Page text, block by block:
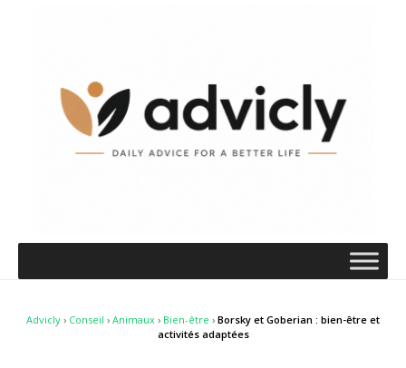
Advicly › Conseil › Animaux › Bien-être › Borsky et Goberian : bien-être et
activités adaptées